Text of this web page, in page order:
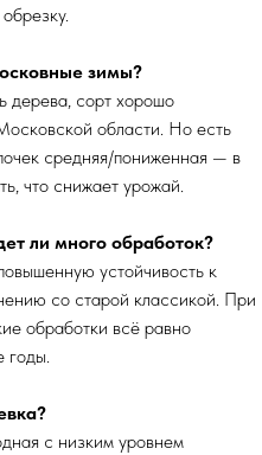
зимы?
дерева, сорт хорошо
области. Но есть
средняя/пониженная — в
что снижает урожай.​
ли много обработок?
устойчивость к
со старой классикой. При
обработки всё равно
годы.
с низким уровнем